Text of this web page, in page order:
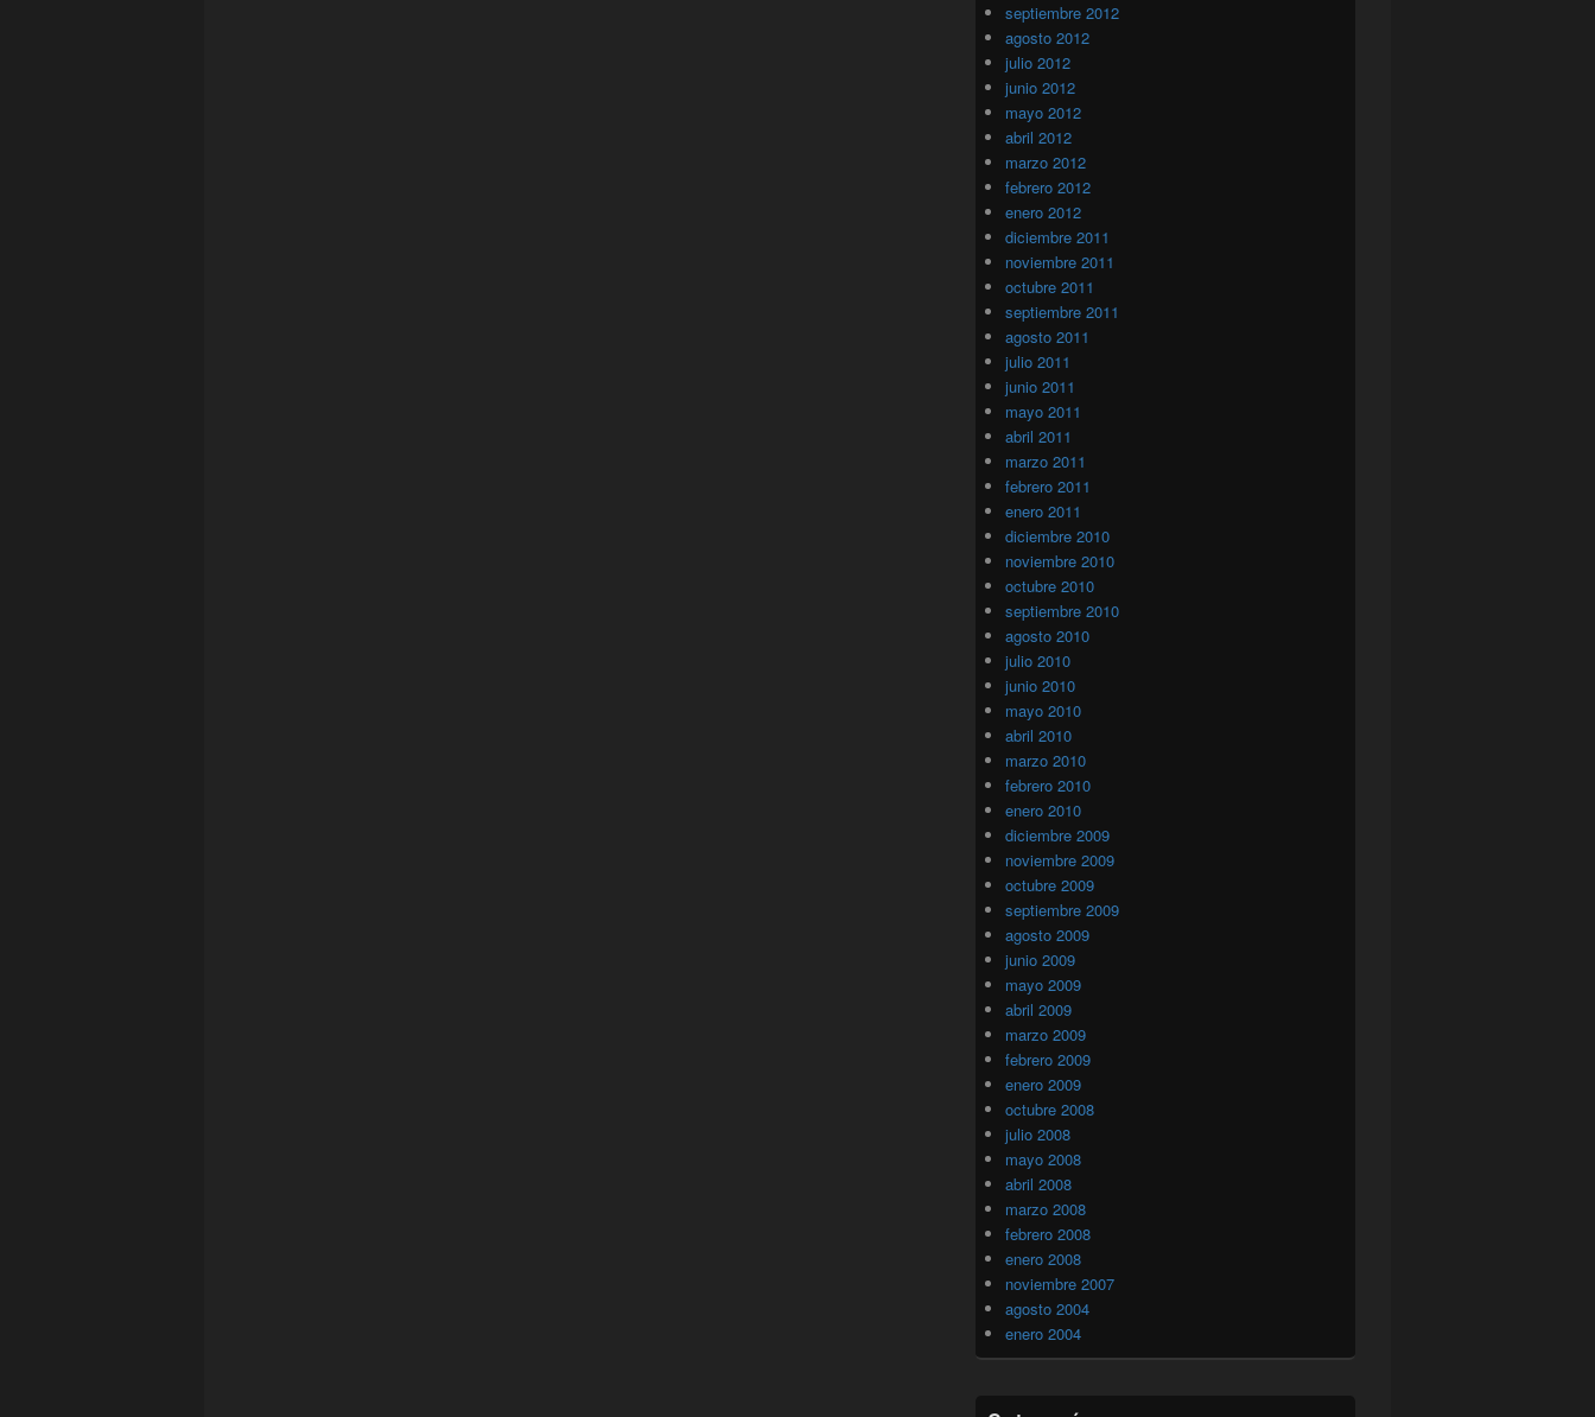
septiembre 2012
agosto 2012
julio 2012
junio 2012
mayo 2012
abril 2012
marzo 2012
febrero 2012
enero 2012
diciembre 2011
noviembre 2011
octubre 2011
septiembre 2011
agosto 2011
julio 2011
junio 2011
mayo 2011
abril 2011
marzo 2011
febrero 2011
enero 2011
diciembre 2010
noviembre 2010
octubre 2010
septiembre 2010
agosto 2010
julio 2010
junio 2010
mayo 2010
abril 2010
marzo 2010
febrero 2010
enero 2010
diciembre 2009
noviembre 2009
octubre 2009
septiembre 2009
agosto 2009
junio 2009
mayo 2009
abril 2009
marzo 2009
febrero 2009
enero 2009
octubre 2008
julio 2008
mayo 2008
abril 2008
marzo 2008
febrero 2008
enero 2008
noviembre 2007
agosto 2004
enero 2004